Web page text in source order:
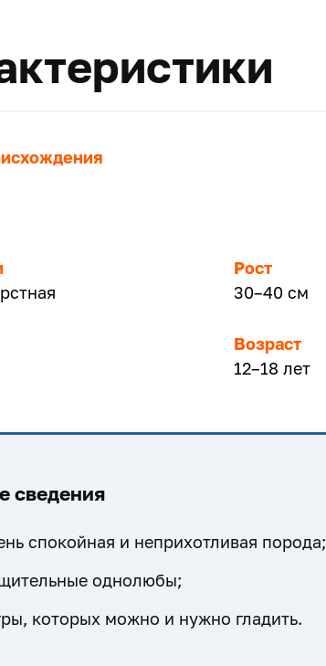
Рост
30–40 см
Возраст
12–18 лет
сведения
спокойная и неприхотливая порода;
однолюбы;
которых можно и нужно гладить.